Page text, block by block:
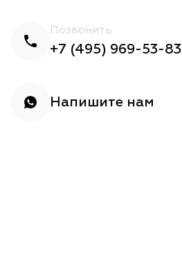
Позвонить
+7 (495) 969-53-83
Напишите нам